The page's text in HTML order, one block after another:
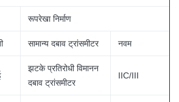
रूपरेखा निर्माण
सामान्य दबाव ट्रांसमीटर नवम
झटके प्रतिरोधी विमानन
दबाव ट्रांसमीटर
IIC/III